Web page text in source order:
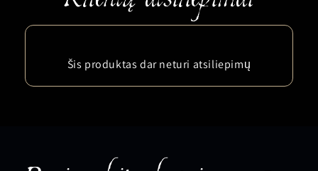
Šis produktas dar neturi atsiliepimų